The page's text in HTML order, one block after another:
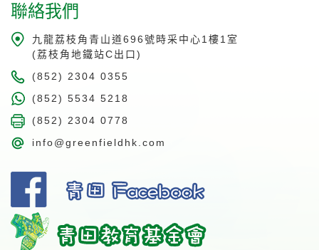
聯絡我們
九龍荔枝角青山道696號時采中心1樓1室
(荔枝角地鐵站C出口)
(852) 2304 0355
(852) 5534 5218
(852) 2304 0778
info@greenfieldhk.com